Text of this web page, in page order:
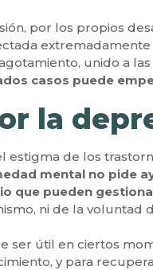
por los propios
unido a
casos puede
la
estigma de los
mental no pide
que pueden
ni de la voluntad
ser útil en ciertos
y para